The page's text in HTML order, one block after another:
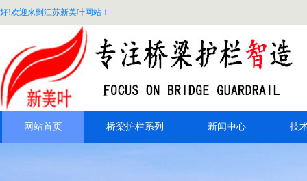
好!欢迎来到江苏新美叶网站！
网站首页 桥梁护栏系列 新闻中心 技